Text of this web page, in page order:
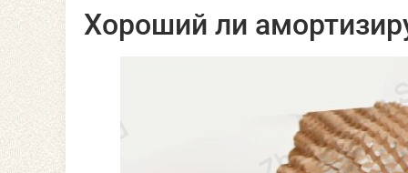
Хороший ли